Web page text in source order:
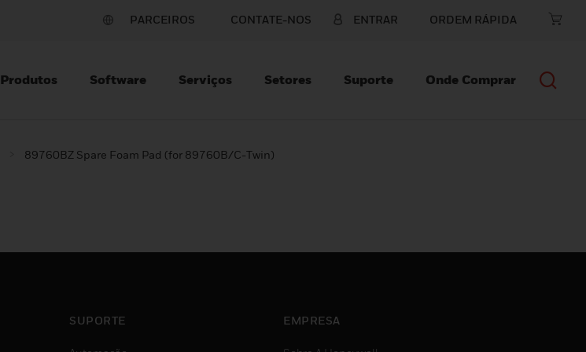
PARCEIROS CONTATE-NOS ENTRAR ORDEM RÁPIDA
Produtos Software Serviços Setores Suporte Onde Comprar
89760BZ Spare Foam Pad (for 89760B/C-Twin)
SUPORTE EMPRESA